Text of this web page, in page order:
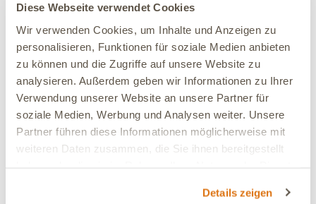
Diese Webseite verwendet Cookies
Wir verwenden Cookies, um Inhalte und Anzeigen zu
personalisieren, Funktionen für soziale Medien anbieten
zu können und die Zugriffe auf unsere Website zu
analysieren. Außerdem geben wir Informationen zu Ihrer
Verwendung unserer Website an unsere Partner für
soziale Medien, Werbung und Analysen weiter. Unsere
Partner führen diese Informationen möglicherweise mit
weiteren Daten zusammen, die Sie ihnen bereitgestellt
Details zeigen